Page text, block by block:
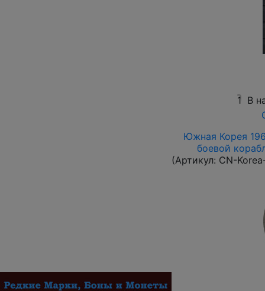
1 В
Южная Корея
боевой
(Артикул: CN-